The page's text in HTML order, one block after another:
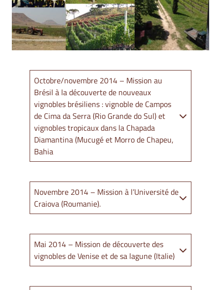
Octobre/novembre 2014 – Mission au
Brésil à la découverte de nouveaux
vignobles brésiliens : vignoble de Campos
de Cima da Serra (Rio Grande do Sul) et
vignobles tropicaux dans la Chapada
Diamantina (Mucugé et Morro de Chapeu,
Bahia
Novembre 2014 – Mission à l’Université de
Craiova (Roumanie).
Mai 2014 – Mission de découverte des
vignobles de Venise et de sa lagune (Italie)